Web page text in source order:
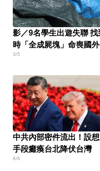
影／9名學生出遊失聯 找
時「全成屍塊」命喪國外
3/5
中共內部密件流出！設
手段癱瘓台北降伏台灣
8/6